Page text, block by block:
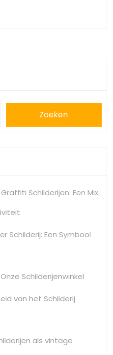
Zoeken
Schilderijen: Een Mix
Schilderij: Een Symbool
Schilderijenwinkel
van het Schilderij
als vintage